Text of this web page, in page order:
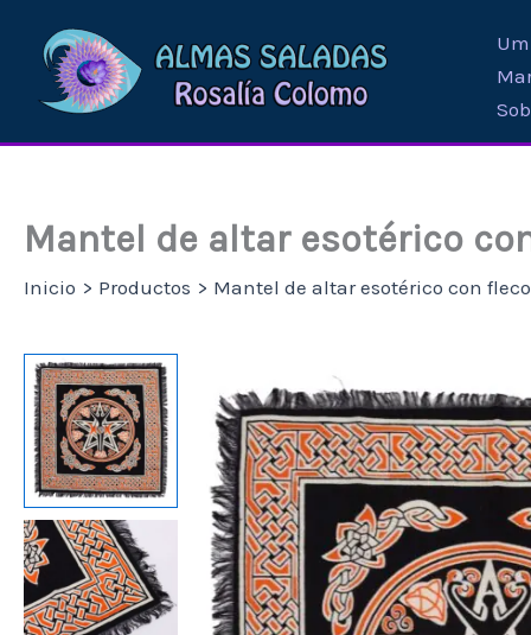
contenido
Mantel de altar esotérico
Inicio Productos Mantel de altar esotérico con